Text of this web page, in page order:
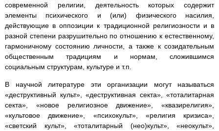
современной религии, деятельность которых содержит
элементы психического и (или) физического насилия,
действующие в оппозиции к традиционной религиозности и в
разной степени разрушительно по отношению к естественному,
гармоничному состоянию личности, а также к созидательным
общественным традициям и нормам, сложившимся
социальным структурам, культуре и т.п.
В научной литературе эти организации могут называться
«деструктивный культ», «деструктивная секта», «тоталитарная
секта», «новое религиозное движение», «квазирелигия»,
«культовое движение», «психокульт», «религия кризиса»,
«светский культ», «тоталитарный (нео)культ», «неокульт»,